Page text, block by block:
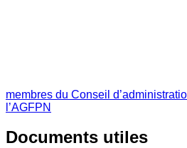
membres du Conseil
l’AGFPN
Documents utiles